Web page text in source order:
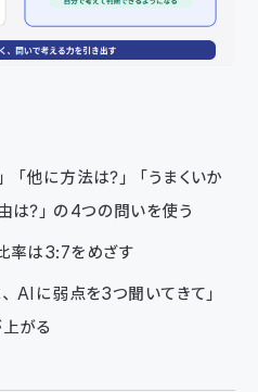
「他に方法は？」「うまくいか
は？」の4つの問いを使う
率は3:7をめざす
AIに弱点を3つ聞いてきて」
がる